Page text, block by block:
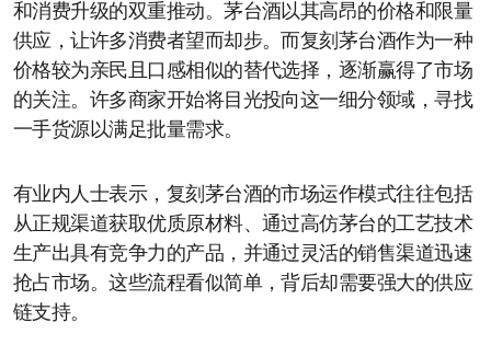
和消费升级的双重推动。茅台酒以其高昂的价格和限量
供应，让许多消费者望而却步。而复刻茅台酒作为一种
价格较为亲民且口感相似的替代选择，逐渐赢得了市场
的关注。许多商家开始将目光投向这一细分领域，寻找
一手货源以满足批量需求。
有业内人士表示，复刻茅台酒的市场运作模式往往包括
从正规渠道获取优质原材料、通过高仿茅台的工艺技术
生产出具有竞争力的产品，并通过灵活的销售渠道迅速
抢占市场。这些流程看似简单，背后却需要强大的供应
链支持。